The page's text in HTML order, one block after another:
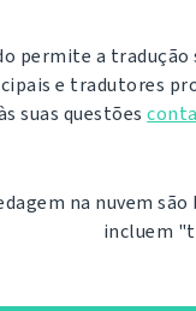
permite a
e tradutores
suas questões
na nuvem
incluem